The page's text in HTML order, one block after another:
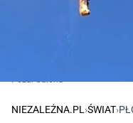
Pożar balonu
NIEZALEŻNA.PL ›ŚWIAT›